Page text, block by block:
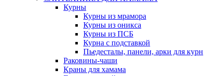
Курны
Курны из мрамора
Курны из оникса
Курны из ПСБ
Курна с подставкой
Пьедесталы, панели, арки для курн
Раковины-чаши
Краны для хамама